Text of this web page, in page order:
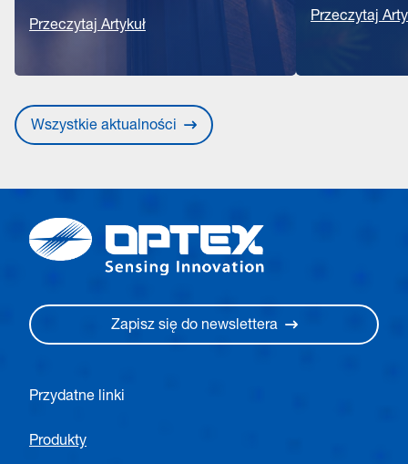
Przeczytaj Artykuł
Przeczytaj
Wszystkie aktualności
Zapisz się do newslettera
Przydatne linki
Produkty